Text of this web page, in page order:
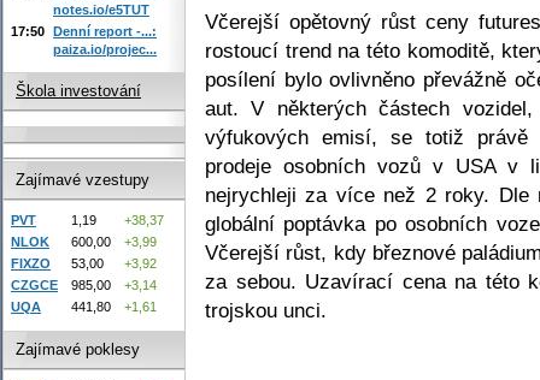
Včerejší opětovný růst ceny
rostoucí trend na této komoditě,
posílení bylo ovlivněno převážně
aut. V některých částech
výfukových emisí, se totiž právě
prodeje osobních vozů v USA v
nejrychleji za více než 2 roky. Dle
globální poptávka po osobních
Včerejší růst, kdy březnové
za sebou. Uzavírací cena na této
trojskou unci.
notes.io/e5TUT
17:50 Denní report -...:
paiza.io/projec...
Škola investování
Zajímavé vzestupy
PVT 1,19
+38,37
NLOK
600,00
+3,99
FIXZO
53,00
+3,92
CZGCE
985,00
+3,14
UQA
441,80 +1,61
Zajímavé poklesy